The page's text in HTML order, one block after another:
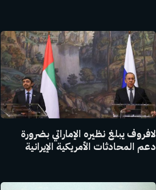
لافروف يبلغ نظيره الإماراتي بضرورة
دعم المحادثات الأمريكية الإيرانية